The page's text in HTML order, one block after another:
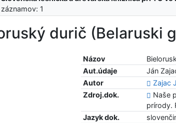
1
durič (Belaruski
Názov
Aut.údaje
Ján
Autor
Zajac
Zdroj.dok.
Naše
prírody.
Jazyk dok.